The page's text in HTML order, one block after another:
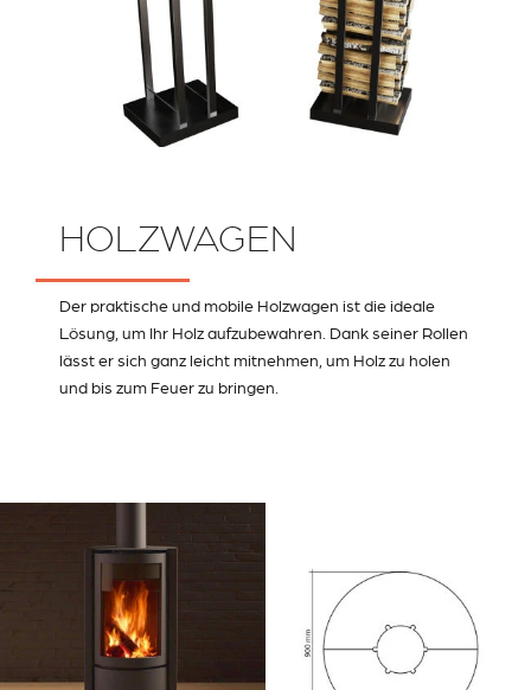
HOLZWAGEN
Der praktische und mobile Holzwagen ist die ideale
Lösung, um Ihr Holz aufzubewahren. Dank seiner Rollen
lässt er sich ganz leicht mitnehmen, um Holz zu holen
und bis zum Feuer zu bringen.